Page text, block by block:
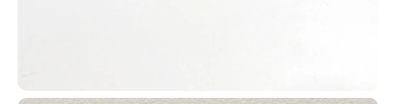
Fabricados pela AlternativaCard, os cartões em PVC